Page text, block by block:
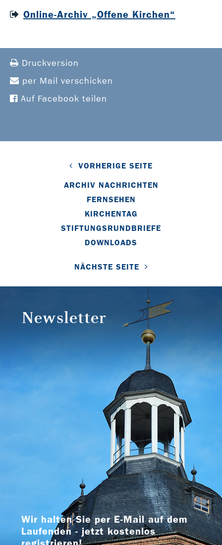
Online-Archiv „Offene Kirchen“
Druckversion
per Mail verschicken
Auf Facebook teilen
VORHERIGE SEITE
ARCHIV NACHRICHTEN
FERNSEHEN
KIRCHENTAG
STIFTUNGSRUNDBRIEFE
DOWNLOADS
NÄCHSTE SEITE
Newsletter
Wir halten Sie per E-Mail auf dem
Laufenden - jetzt kostenlos